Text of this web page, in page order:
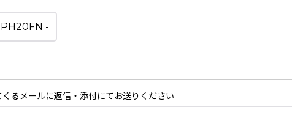
るメールに返信・添付にてお送りください